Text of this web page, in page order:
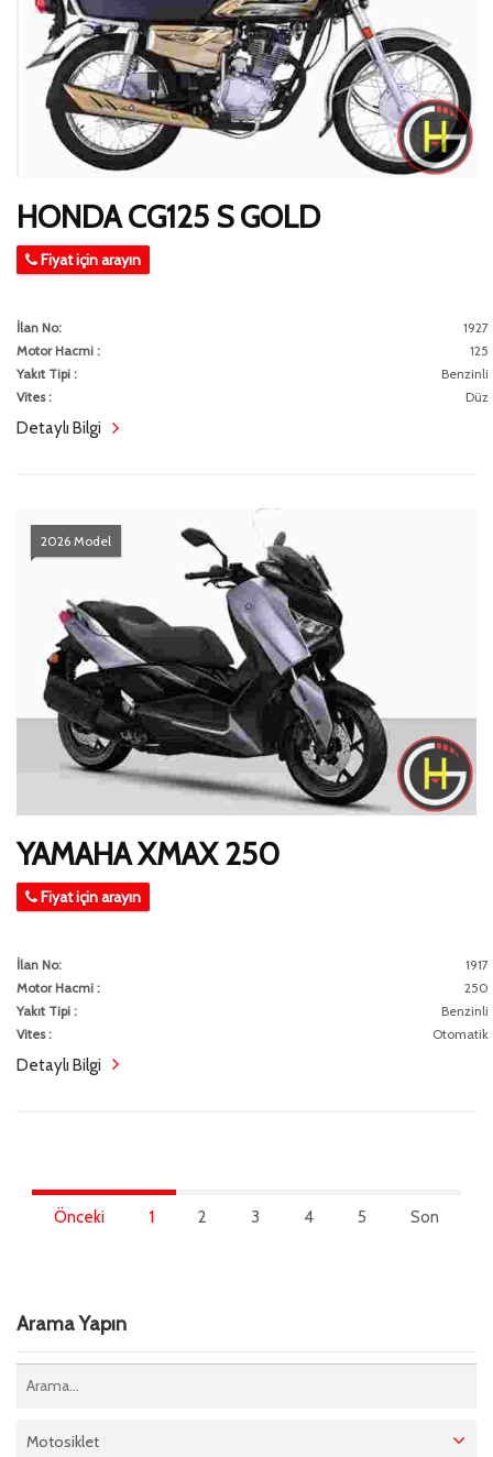
HONDA CG125 S GOLD
Fiyat için arayın
İlan No:
1927
Motor Hacmi :
125
Yakıt Tipi :
Benzinli
Vites :
Düz
Detaylı Bilgi
2026 Model
YAMAHA XMAX 250
Fiyat için arayın
İlan No:
1917
Motor Hacmi :
250
Yakıt Tipi :
Benzinli
Vites :
Otomatik
Detaylı Bilgi
Önceki 1 2 3 4 5 Son
Arama Yapın
Motosiklet